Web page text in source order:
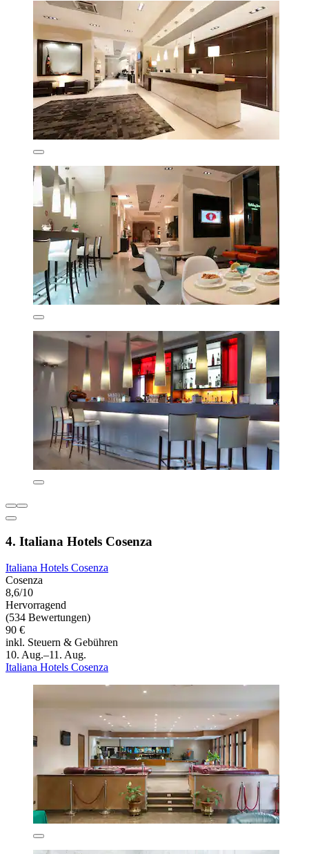
4. Italiana Hotels Cosenza
Italiana Hotels Cosenza
Cosenza
8,6/10
Hervorragend
(534 Bewertungen)
90 €
inkl. Steuern & Gebühren
10. Aug.–11. Aug.
Italiana Hotels Cosenza